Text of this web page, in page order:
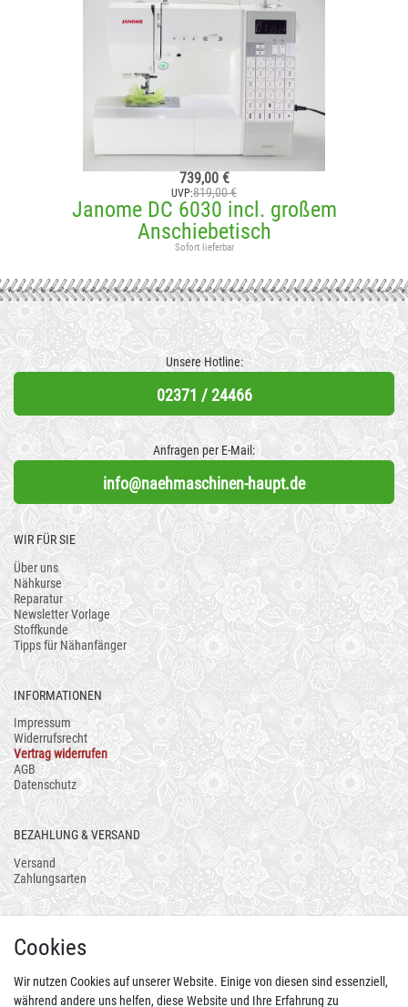
739,00 €
UVP:819,00 €
Janome DC 6030 incl. großem
Anschiebetisch
Sofort lieferbar
Unsere Hotline:
02371 / 24466
Anfragen per E-Mail:
info@naehmaschinen-haupt.de
WIR FÜR SIE
Über uns
Nähkurse
Reparatur
Newsletter Vorlage
Stoffkunde
Tipps für Nähanfänger
INFORMATIONEN
Impressum
Widerrufsrecht
Vertrag widerrufen
AGB
Datenschutz
BEZAHLUNG & VERSAND
Versand
Zahlungsarten
Cookies
Wir nutzen Cookies auf unserer Website. Einige von diesen sind essenziell,
während andere uns helfen, diese Website und Ihre Erfahrung zu